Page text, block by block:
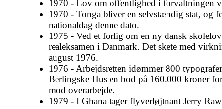
1970 - Lov om offentlighed i forvaltningen
1970 - Tonga bliver en selvstændig stat, og
nationaldag denne dato.
1975 - Ved et forlig om en ny dansk
realeksamen i Danmark. Det skete med
august 1976.
1976 - Arbejdsretten idømmer 800
Berlingske Hus en bod på 160.000 kroner
mod overarbejde.
1979 - I Ghana tager flyverløjtnant Jerry